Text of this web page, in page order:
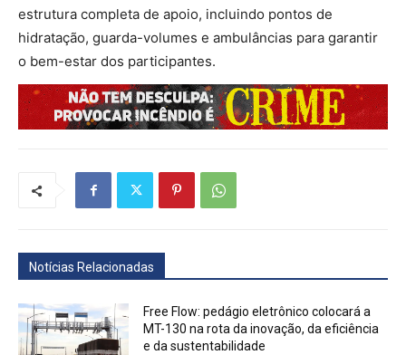
estrutura completa de apoio, incluindo pontos de
hidratação, guarda-volumes e ambulâncias para garantir
o bem-estar dos participantes.
Notícias Relacionadas
Free Flow: pedágio eletrônico colocará a
MT-130 na rota da inovação, da eficiência
e da sustentabilidade